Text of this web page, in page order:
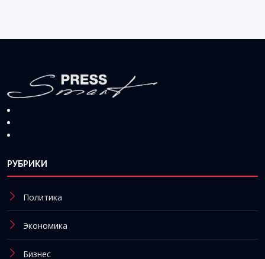
РУБРИКИ
Политика
Экономика
Бизнес